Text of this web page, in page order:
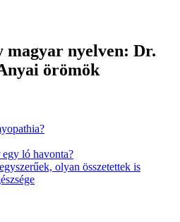
magyar nyelven: Dr.
örömök
ló havonta?
olyan összetettek is